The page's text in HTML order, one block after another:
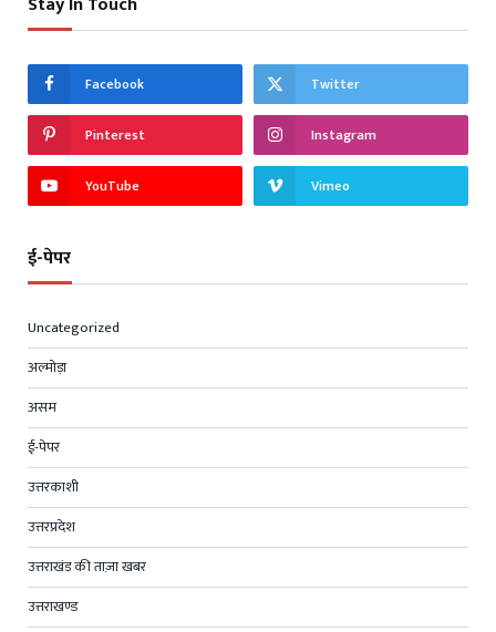
Facebook Twitter
Pinterest Instagram
YouTube Vimeo
ई-पेपर
Uncategorized
अल्मोड़ा
असम
ई-पेपर
उत्तरकाशी
उत्तरप्रदेश
उत्तराखंड की ताज़ा खबर
उत्तराखण्ड